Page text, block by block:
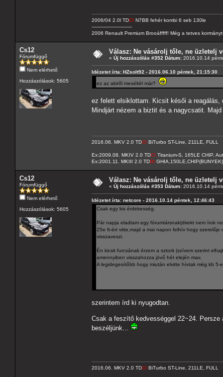
2006/04 2.0l TDCI N7BB fehér kombi 6 seb 130le
---------------------------
2006 Renault Premium Brooáfffff! Még a tetves
Cs12
Fórumfüggő
Nem elérhető
Hozzászólások: 5605
Válasz: Ne vásárolj tőle, ne üzletelj
« Új hozzászólás #352 Dátum: 2016.10.14
Idézetet írta: HZsolt92 - 2016.06.10 péntek, 21:15:30
ez az akiről meséltél már?
ez felett elsiklottam. Kicsit késői a reagálás,
Mindjárt nézem a biztit és a nagycsatit.
2016.06. MKV 2.0 TDCI BiTurbo ST-Line, 211LE, FULL
Ex:2009.08. MKIV 2.0 TDCI Titanium-S, 165LE CHIP,
Ex:2001.11. MKIII 2.0 TDDI
Cs12
Fórumfüggő
Nem elérhető
Hozzászólások: 5605
Válasz: Ne vásárolj tőle, ne üzletelj
« Új hozzászólás #353 Dátum: 2016.10.14
Idézetet írta: netcore - 2016.10.14 péntek, 12:46:43
Csak egy kis érdekesség.
Pár napja eladtam egy fórumtársnak(direkt nem írok
25e ft-ért vitte,majd a mai napon felhív hogy
visszaveszi.
Én kicsit furcsának érzem a sztorit (szívem szerint
amennyiben visszahozza jövő hét elején max.
A legidegesítőbb hogy miután elvitte hívtak még kb 5-
szerintem írd ki nyugodtan.
Csak a feszítő kedvességgel 22~24.
beszéljünk...
2016.06. MKV 2.0 TDCI BiTurbo ST-Line, 211LE, FULL